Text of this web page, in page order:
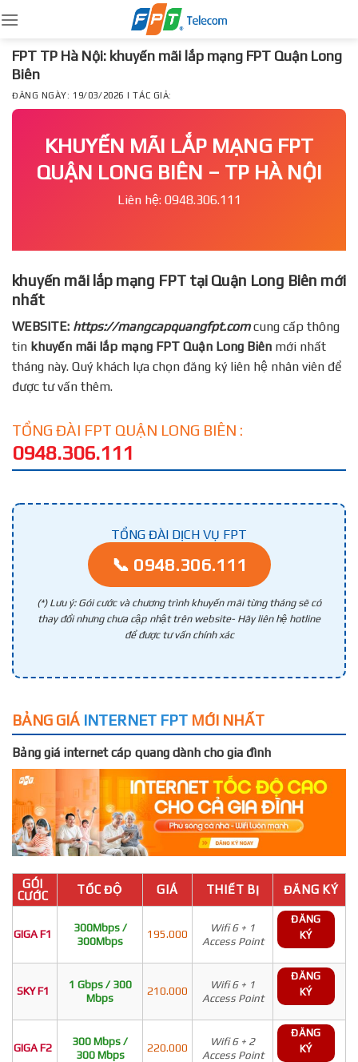
to
content
FPT TP Hà Nội: khuyến mãi lắp mạng FPT Quận Long
Biên
ĐĂNG NGÀY: 19/03/2026 | TÁC GIẢ:
KHUYẾN MÃI LẮP MẠNG FPT
QUẬN LONG BIÊN – TP HÀ NỘI
Liên hệ: 0948.306.111
khuyến mãi lắp mạng FPT tại Quận Long Biên mới
nhất
WEBSITE: https://mangcapquangfpt.comcung cấp thông
tin khuyến mãi lắp mạng FPT Quận Long Biên mới nhất
tháng này. Quý khách lựa chọn đăng ký liên hệ nhân viên để
được tư vấn thêm.
TỔNG ĐÀI FPT QUẬN LONG BIÊN :
0948.306.111
TỔNG ĐÀI DỊCH VỤ FPT
📞 0948.306.111
(*) Lưu ý: Gói cước và chương trình khuyến mãi từng tháng sẽ có
thay đổi nhưng chưa cập nhật trên website- Hãy liên hệ hotline
để được tư vấn chính xác
BẢNG GIÁ INTERNET FPT MỚI NHẤT
Bảng giá internet cáp quang dành cho gia đình
GÓI
CƯỚC
TỐC ĐỘ GIÁ THIẾT BỊ ĐĂNG KÝ
GIGA F1
300Mbps /
300Mbps
195.000
Wifi 6 + 1
Access Point
ĐĂNG
KÝ
SKY F1
1 Gbps / 300
Mbps
210.000
Wifi 6 + 1
Access Point
ĐĂNG
KÝ
GIGA F2
300 Mbps /
300 Mbps
220.000
Wifi 6 + 2
Access Point
ĐĂNG
KÝ